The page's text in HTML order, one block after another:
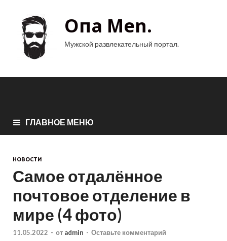
Опа Men.
Мужской развлекательный портал.
ГЛАВНОЕ МЕНЮ
НОВОСТИ
Самое отдалённое
почтовое отделение в
мире (4 фото)
11.05.2022 - от admin - Оставьте комментарий